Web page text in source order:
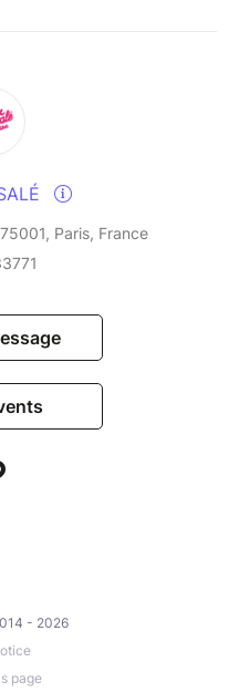
fuelled by years of
Paris, France
- 2026
page